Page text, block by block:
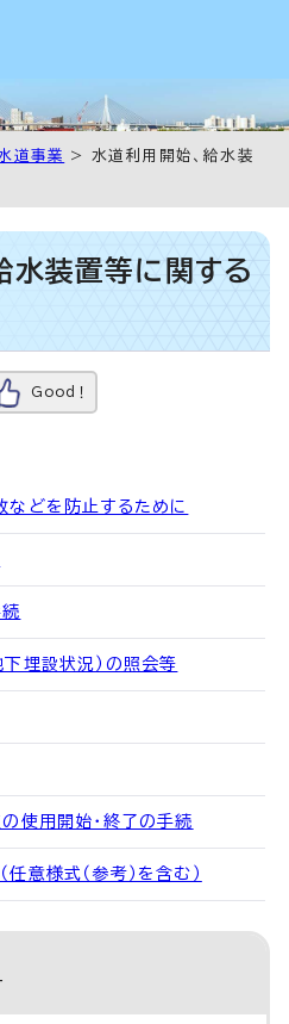
道事業
> 水道利用開始、給水装
水装置等に関する
Good！
などを防止するために
下埋設状況）の照会等
使用開始・終了の手続
意様式（参考）を含む）